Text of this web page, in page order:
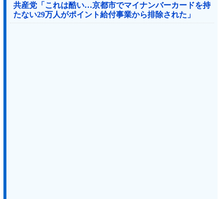
共産党「これは酷い…京都市でマイナンバーカードを持
たない29万人がポイント給付事業から排除された」